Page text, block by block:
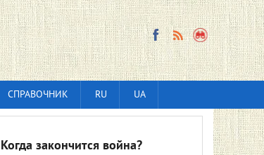
СПРАВОЧНИК RU UA
Когда закончится война?